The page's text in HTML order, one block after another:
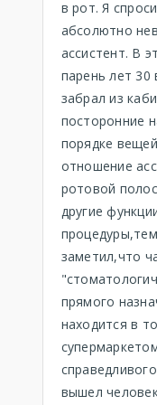
в рот. Я
абсолютно
ассистент. В
парень лет 30
забрал из
посторонние
порядке
отношение
ротовой
другие
заметил,что
прямого
находится в
вышел